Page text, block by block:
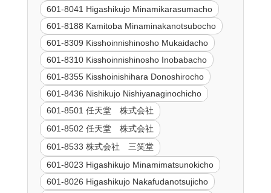
601-8041 Higashikujo Minamikarasumacho
601-8188 Kamitoba Minaminakanotsubocho
601-8309 Kisshoinnishinosho Mukaidacho
601-8310 Kisshoinnishinosho Inobabacho
601-8355 Kisshoinishihara Donoshirocho
601-8436 Nishikujo Nishiyanaginochicho
601-8501 任天堂 株式会社
601-8502 任天堂 株式会社
601-8533 株式会社 三笑堂
601-8023 Higashikujo Minamimatsunokicho
601-8026 Higashikujo Nakafudanotsujicho